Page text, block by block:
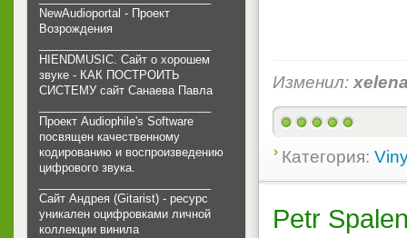
Изменил:
Категория:
Petr
NewAudioportal - Проект
Возрождения
HIENDMUSIC. Сайт о хорошем
звуке - КАК ПОСТРОИТЬ
СИСТЕМУ сайт Санаева Павла
Проект Audiophile's Software
посвящен качественному
кодированию и воспроизведению
цифрового звука.
Сайт Андрея (Gitarist) - ресурс
уникален оцифровками личной
коллекции винила